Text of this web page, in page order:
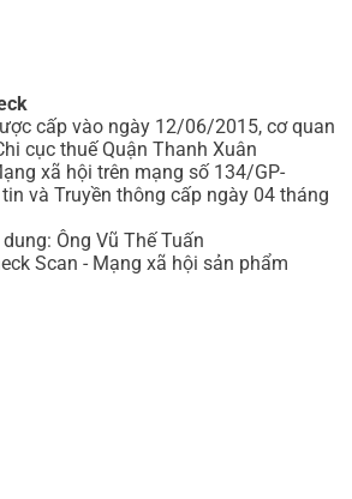
cấp vào ngày 12/06/2015, cơ quan
cục thuế Quận Thanh Xuân
xã hội trên mạng số 134/GP-
và Truyền thông cấp ngày 04 tháng
Ông Vũ Thế Tuấn
Scan - Mạng xã hội sản phẩm